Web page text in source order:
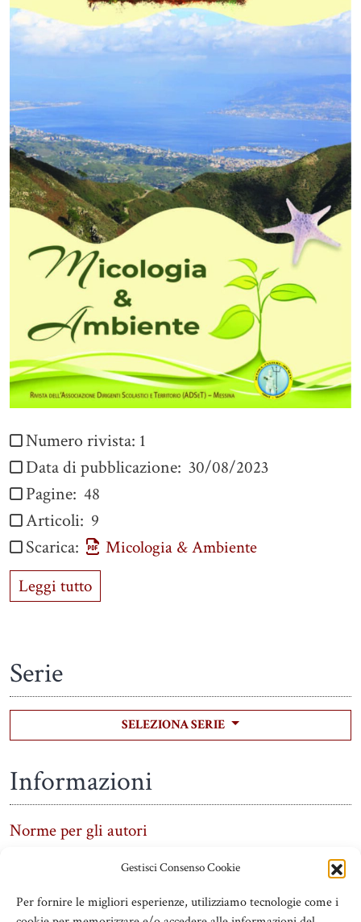
Gestisci Consenso Cookie
Per fornire le migliori esperienze, utilizziamo tecnologie come i
Numero rivista: 1
Data di pubblicazione: 30/08/2023
Pagine: 48
Articoli: 9
Scarica:
Micologia & Ambiente
Leggi tutto
Serie
SELEZIONA SERIE
Informazioni
Norme per gli autori